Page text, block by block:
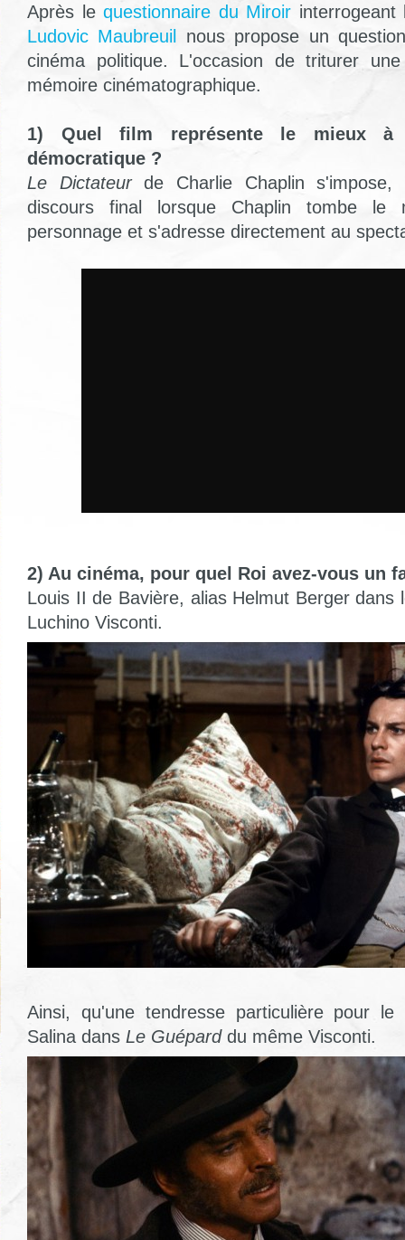
Après le questionnaire du Miroir interrogeant
Ludovic Maubreuil
nous propose un
cinéma politique. L'occasion de triturer
mémoire cinématographique.
1) Quel film représente le mieux à
démocratique ?
Le Dictateurde Charlie Chaplin s'impose,
discours final lorsque Chaplin tombe le
personnage et s'adresse directement au
2) Au cinéma, pour quel Roi avez-vous un
Louis II de Bavière, alias Helmut Berger dans
Luchino Visconti.
Ainsi, qu'une tendresse particulière pour le
Salina dans Le Guéparddu même Visconti.